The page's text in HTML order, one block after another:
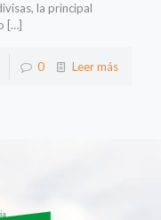
la principal
[…]
0 Leer más